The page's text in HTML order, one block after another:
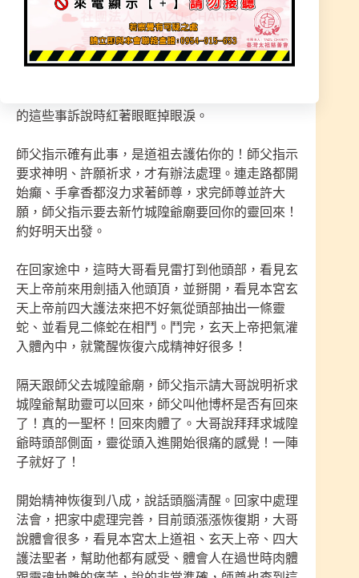
一把火，太上道祖幫他點燃了三把火！
並把靈魂入進他肉身。知道自己情況非常嚴重，有
的這些事訴說時紅著眼眶掉眼淚。
師父指示確有此事，是道祖去護佑你的！師父指示
要求神明、許願祈求，才有辦法處理。連走路都開
始癲、手拿香都沒力求著師尊，求完師尊並許大
願，師父指示要去新竹城隍爺廟要回你的靈回來！
約好明天出發。
在回家途中，這時大哥看見雷打到他頭部，看見玄
天上帝前來用劍插入他頭頂，並掰開，看見本宮玄
天上帝前四大護法來把不好氣從頭部抽出一條靈
蛇、並看見二條蛇在相鬥。鬥完，玄天上帝把氣灌
入體內中，就驚醒恢復六成精神好很多！
隔天跟師父去城隍爺廟，師父指示請大哥說明祈求
城隍爺幫助靈可以回來，師父叫他博杯是否有回來
了！真的一聖杯！回來肉體了。大哥說拜拜求城隍
爺時頭部側面，靈從頭入進開始很痛的感覺！一陣
子就好了！
開始精神恢復到八成，說話頭腦清醒。回家中處理
法會，把家中處理完善，目前頭漲漲恢復期，大哥
說體會很多，看見本宮太上道祖、玄天上帝、四大
護法聖者，幫助他都有感受、體會人在過世時肉體